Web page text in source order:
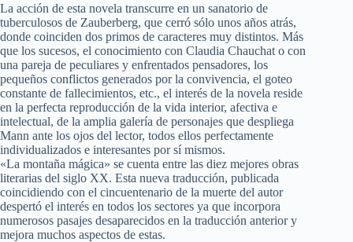
La acción de esta novela transcurre en un sanatorio de
tuberculosos de Zauberberg, que cerró sólo unos años atrás,
donde coinciden dos primos de caracteres muy distintos. Más
que los sucesos, el conocimiento con Claudia Chauchat o con
una pareja de peculiares y enfrentados pensadores, los
pequeños conflictos generados por la convivencia, el goteo
constante de fallecimientos, etc., el interés de la novela reside
en la perfecta reproducción de la vida interior, afectiva e
intelectual, de la amplia galería de personajes que despliega
Mann ante los ojos del lector, todos ellos perfectamente
individualizados e interesantes por sí mismos.
«La montaña mágica» se cuenta entre las diez mejores obras
literarias del siglo XX. Esta nueva traducción, publicada
coincidiendo con el cincuentenario de la muerte del autor
despertó el interés en todos los sectores ya que incorpora
numerosos pasajes desaparecidos en la traducción anterior y
mejora muchos aspectos de estas.